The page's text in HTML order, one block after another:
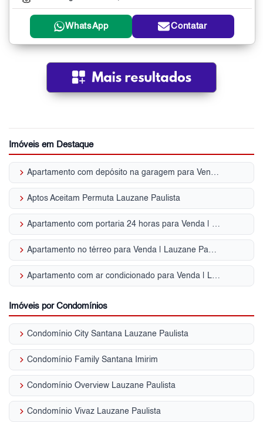
WhatsApp Contatar
Imóveis em Destaque
keyboard_arrow_right Apartamento com depósito na garagem para Venda | Lauzane Paulista
keyboard_arrow_right Aptos Aceitam Permuta Lauzane Paulista
keyboard_arrow_right Apartamento com portaria 24 horas para Venda | Lauzane Paulista
keyboard_arrow_right Apartamento no térreo para Venda | Lauzane Paulista
keyboard_arrow_right Apartamento com ar condicionado para Venda | Lauzane Paulista
Imóveis por Condomínios
keyboard_arrow_right Condomínio City Santana Lauzane Paulista
keyboard_arrow_right Condomínio Family Santana Imirim
keyboard_arrow_right Condomínio Overview Lauzane Paulista
keyboard_arrow_right Condomínio Vivaz Lauzane Paulista